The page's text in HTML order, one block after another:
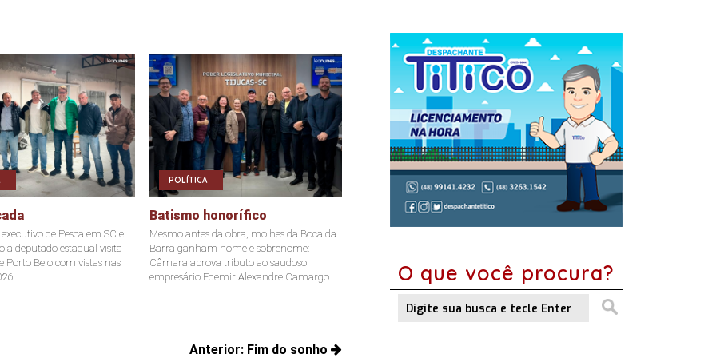
de Pesca em SC e
a deputado estadual visita
Porto Belo com vistas nas
POLÍTICA
Batismo honorífico
Mesmo antes da obra, molhes da Boca da
Barra ganham nome e sobrenome:
Câmara aprova tributo ao saudoso
empresário Edemir Alexandre Camargo
Anterior: Fim do sonho
O que você procura?